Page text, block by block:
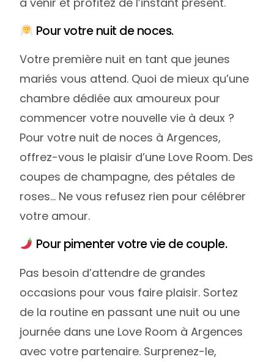
Pour votre nuit de noces.
Votre première nuit en tant que jeunes
mariés vous attend. Quoi de mieux qu’une
chambre dédiée aux amoureux pour
commencer votre nouvelle vie à deux ?
Pour votre nuit de noces à Argences,
offrez-vous le plaisir d’une Love Room. Des
coupes de champagne, des pétales de
roses… Ne vous refusez rien pour célébrer
votre amour.
Pour pimenter votre vie de couple.
Pas besoin d’attendre de grandes
occasions pour vous faire plaisir. Sortez
de la routine en passant une nuit ou une
journée dans une Love Room à Argences
avec votre partenaire. Surprenez-le,